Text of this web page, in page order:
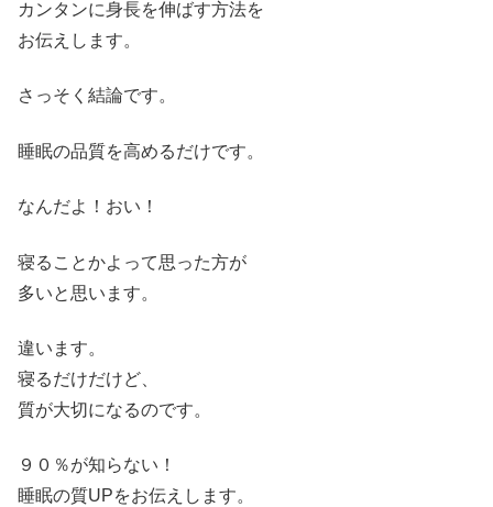
カンタンに身長を伸ばす方法を
お伝えします。
さっそく結論です。
睡眠の品質を高めるだけです。
なんだよ！おい！
寝ることかよって思った方が
多いと思います。
違います。
寝るだけだけど、
質が大切になるのです。
９０％が知らない！
睡眠の質UPをお伝えします。